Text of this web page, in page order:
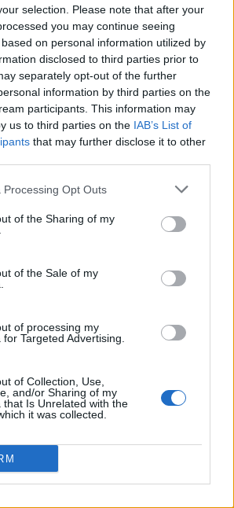
selection. Please note that after your
you may continue seeing
on personal information utilized by
disclosed to third parties prior to
separately opt-out of the further
information by third parties on the
participants. This information may
us to third parties on the IAB’s List of
that may further disclose it to other
Processing Opt Outs
of the Sharing of my
of the Sale of my
of processing my
Targeted Advertising.
of Collection, Use,
and/or Sharing of my
that Is Unrelated with the
it was collected.